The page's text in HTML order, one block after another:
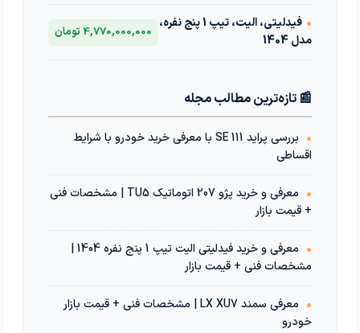
•
فیدلیتی، الیت، تیپ 1 پنج نفره،
مدل 1404
4,770,000,000 تومان
📰 تازه‌ترین مطالب مجله
•
بررسی پراید 111 SE با معرفی خرید خودرو با شرایط
اقساطی
•
معرفی و خرید پژو 207 اتوماتیک TU5 | مشخصات فنی
+ قیمت بازار
•
معرفی و خرید فیدلیتی الیت تیپ 1 پنج نفره 1404 |
مشخصات فنی + قیمت بازار
•
معرفی سمند LX XU7 | مشخصات فنی + قیمت بازار
خودرو